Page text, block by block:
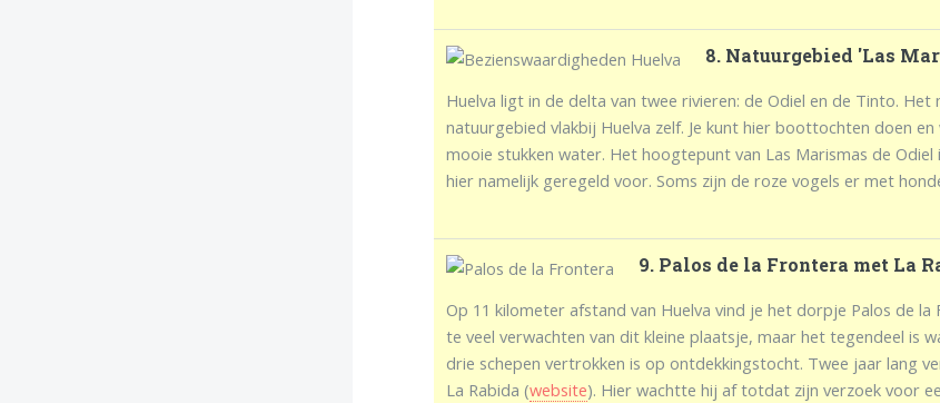
8. Natuurgebied 'Las
Huelva ligt in de delta van twee rivieren: de Odiel en de Tinto.
natuurgebied vlakbij Huelva zelf. Je kunt hier boottochten doen
mooie stukken water. Het hoogtepunt van Las Marismas de Odiel
hier namelijk geregeld voor. Soms zijn de roze vogels er met
9. Palos de la Frontera met La
Op 11 kilometer afstand van Huelva vind je het dorpje Palos de
te veel verwachten van dit kleine plaatsje, maar het tegendeel is
drie schepen vertrokken is op ontdekkingstocht. Twee jaar lang
La Rabida (website). Hier wachtte hij af totdat zijn verzoek voor